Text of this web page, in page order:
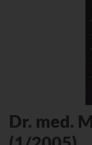
Dr. med.